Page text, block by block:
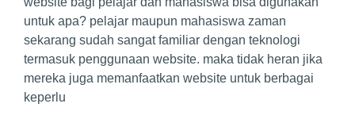
untuk apa? pelajar maupun mahasiswa zaman
sekarang sudah sangat familiar dengan teknologi
termasuk penggunaan website. maka tidak heran jika
mereka juga memanfaatkan website untuk berbagai
keperlu